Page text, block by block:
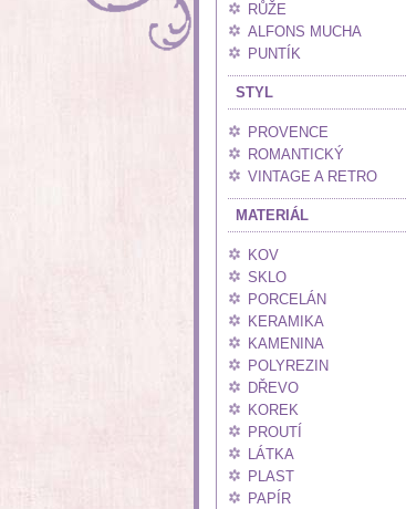
RŮŽE
ALFONS MUCHA
PUNTÍK
STYL
PROVENCE
ROMANTICKÝ
VINTAGE A RETRO
MATERIÁL
KOV
SKLO
PORCELÁN
KERAMIKA
KAMENINA
POLYREZIN
DŘEVO
KOREK
PROUTÍ
LÁTKA
PLAST
PAPÍR